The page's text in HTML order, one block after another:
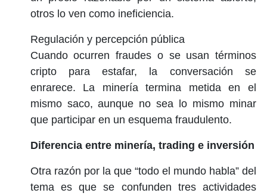
otros lo ven como ineficiencia.
Regulación y percepción pública
Cuando ocurren fraudes o se usan términos
cripto para estafar, la conversación se
enrarece. La minería termina metida en el
mismo saco, aunque no sea lo mismo minar
que participar en un esquema fraudulento.
Diferencia entre minería, trading e inversión
Otra razón por la que “todo el mundo habla” del
tema es que se confunden tres actividades